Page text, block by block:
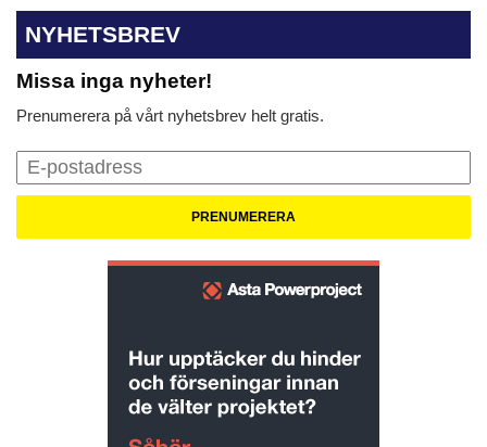
NYHETSBREV
Missa inga nyheter!
Prenumerera på vårt nyhetsbrev helt gratis.